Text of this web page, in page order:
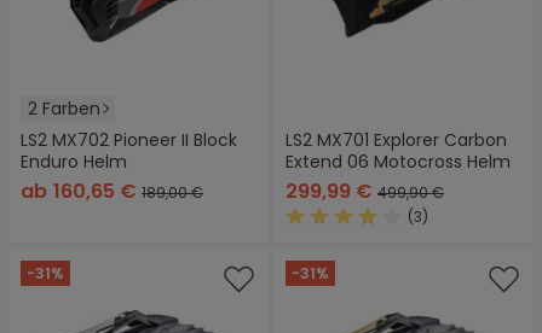
2 Farben
LS2 MX702 Pioneer II Block
Enduro Helm
ab 160,65 € 189,00 €
LS2 MX701 Explorer Carbon
Extend 06 Motocross Helm
299,99 € 499,90 €
(3)
-31% -31%